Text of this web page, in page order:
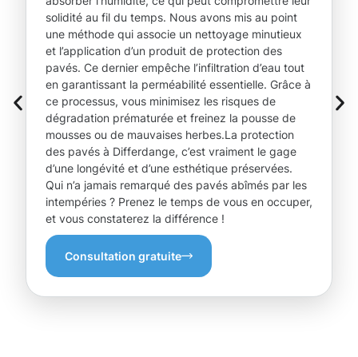
solidité au fil du temps. Nous avons mis au point
une méthode qui associe un nettoyage minutieux
et l’application d’un produit de protection des
pavés. Ce dernier empêche l’infiltration d’eau tout
en garantissant la perméabilité essentielle. Grâce à
ce processus, vous minimisez les risques de
dégradation prématurée et freinez la pousse de
mousses ou de mauvaises herbes.La protection
des pavés à Differdange, c’est vraiment le gage
d’une longévité et d’une esthétique préservées.
Qui n’a jamais remarqué des pavés abîmés par les
intempéries ? Prenez le temps de vous en occuper,
et vous constaterez la différence !
Consultation gratuite